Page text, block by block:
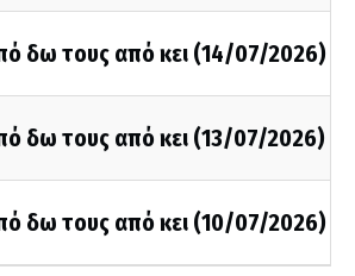
δω τους από κει (14/07/2026)
δω τους από κει (13/07/2026)
δω τους από κει (10/07/2026)